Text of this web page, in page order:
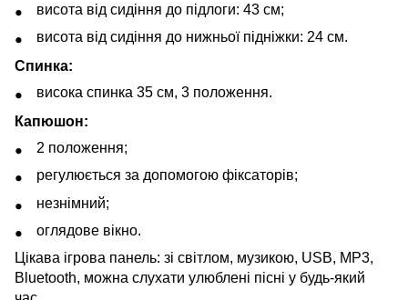
висота від сидіння до підлоги: 43 см;
висота від сидіння до нижньої підніжки: 24 см.
Спинка:
висока спинка 35 см, 3 положення.
Капюшон:
2 положення;
регулюється за допомогою фіксаторів;
незнімний;
оглядове вікно.
Цікава ігрова панель: зі світлом, музикою, USB, MP3,
Bluetooth, можна слухати улюблені пісні у будь-який